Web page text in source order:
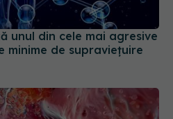
unul din cele mai agresive
minime de supraviețuire